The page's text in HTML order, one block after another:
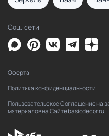
Соц. сети
Оферта
Политика конфиденциальности
Пользовательское Соглашение на
материалов на Сайте basicdecor.ru